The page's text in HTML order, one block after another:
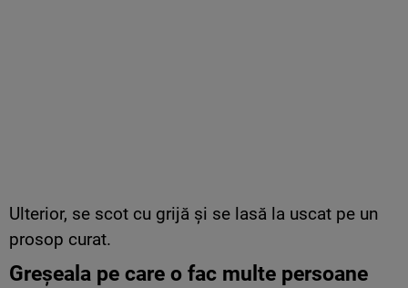
Ulterior, se scot cu grijă și se lasă la uscat pe un
prosop curat.
Greșeala pe care o fac multe persoane